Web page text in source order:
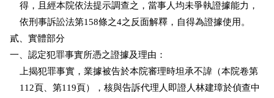
    得，且經本院依法提示調查之，當事人均未爭執證據能力，
    依刑事訴訟法第158條之4之反面解釋，自得為證據使用。
貳、實體部分
一、認定犯罪事實所憑之證據及理由：
    上揭犯罪事實，業據被告於本院審理時坦承不諱（本院卷第
    112頁、第119頁），核與告訴代理人即證人林建璋於偵查中